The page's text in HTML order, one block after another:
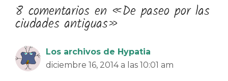
8 comentarios en «De paseo por las
ciudades antiguas»
Los archivos de Hypatia
diciembre 16, 2014 a las 10:01 am